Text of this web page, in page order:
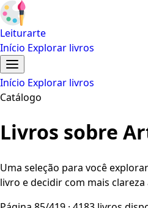
Leiturarte
Início Explorar livros
Início Explorar livros
Catálogo
Livros sobre
Uma seleção para você
livro e decidir com mais